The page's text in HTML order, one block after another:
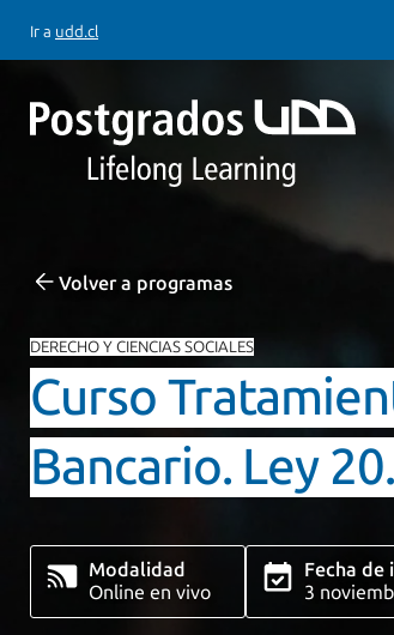
Ir a udd.cl
Volver a programas
DERECHO Y CIENCIAS SOCIALES
Curso
Bancario. Ley
Modalidad
Online en vivo
Fecha de
3